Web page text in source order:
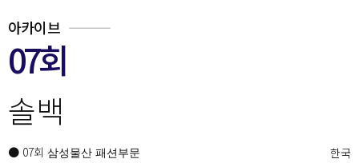
아카이브
07회
솔백
● 07회 삼성물산 패션부문
한국